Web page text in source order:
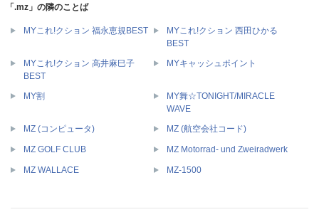
「.mz」の隣のことば
MYこれ!クション 福永恵規BEST
MYこれ!クション 西田ひかる
BEST
MYこれ!クション 高井麻巳子
BEST
MYキャッシュポイント
MY割
MY舞☆TONIGHT/MIRACLE
WAVE
MZ (コンピュータ) MZ (航空会社コード)
MZ GOLF CLUB MZ Motorrad- und Zweiradwerk
MZ WALLACE MZ-1500